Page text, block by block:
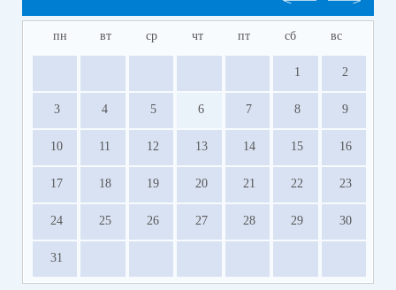
пн вт ср чт пт сб вс
1 2
3 4 5 6 7 8 9
10 11 12 13 14 15 16
17 18 19 20 21 22 23
24 25 26 27 28 29 30
31